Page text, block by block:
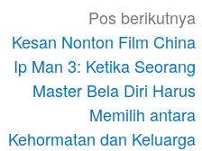
Pos berikutnya
Kesan Nonton Film China
Ip Man 3: Ketika Seorang
Master Bela Diri Harus
Memilih antara
Kehormatan dan Keluarga